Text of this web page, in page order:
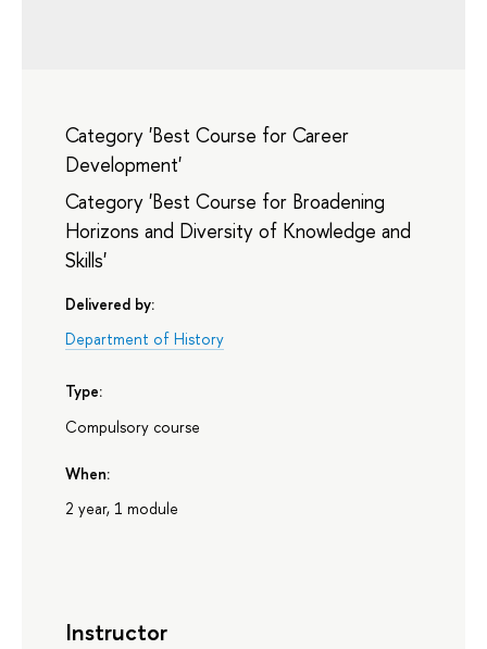
Category 'Best Course for Career
Development'
Category 'Best Course for Broadening
Horizons and Diversity of Knowledge and
Skills'
Delivered by:
Department of History
Type:
Compulsory course
When:
2 year, 1 module
Instructor